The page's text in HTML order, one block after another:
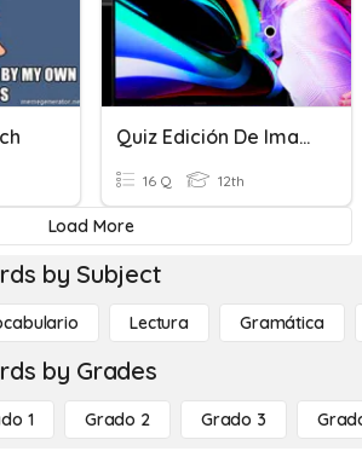
Quiz Edición De Imagenes
16 Q 12th
Load More
by Subject
Lectura Gramática
by Grades
1 Grado 2 Grado 3